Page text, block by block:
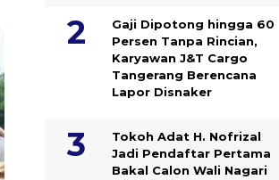
Gaji Dipotong hingga 60
Persen Tanpa Rincian,
Karyawan J&T Cargo
Tangerang Berencana
Lapor Disnaker
Tokoh Adat H. Nofrizal
Jadi Pendaftar Pertama
Bakal Calon Wali Nagari